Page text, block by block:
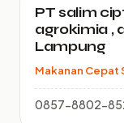
PT salim
agrokimia ,
Lampung
Makanan Cepat
0857-8802-